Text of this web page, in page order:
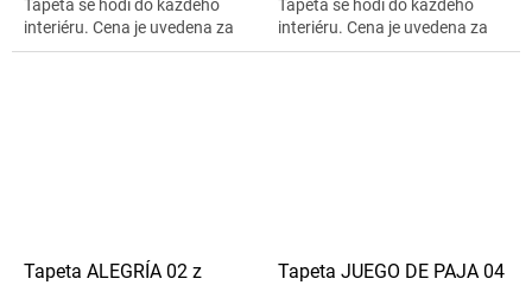
Tapeta se hodí do každého
interiéru. Cena je uvedena za
0,70 m x 10 m.
Tapeta se hodí do každého
interiéru. Cena je uvedena za
0,70 m x 10 m.
Tapeta ALEGRÍA 02 z
Tapeta JUEGO DE PAJA 04